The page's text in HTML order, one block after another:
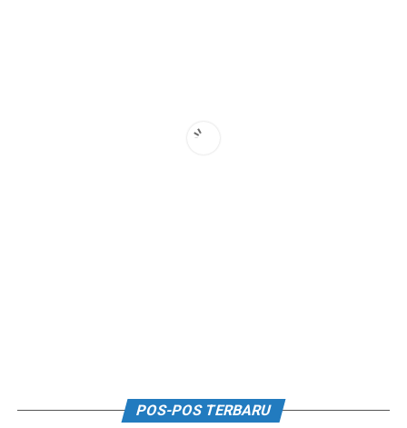
POS-POS TERBARU